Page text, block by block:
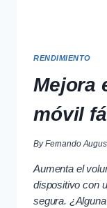
RENDIMIENTO
Mejora
móvil
By Fernando
Aumenta el
dispositivo con
segura.